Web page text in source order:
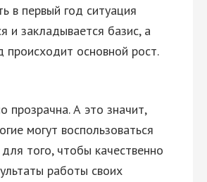
в первый год ситуация
и закладывается базис, а
происходит основной рост.
прозрачна. А это значит,
могут воспользоваться
того, чтобы качественно
работы своих